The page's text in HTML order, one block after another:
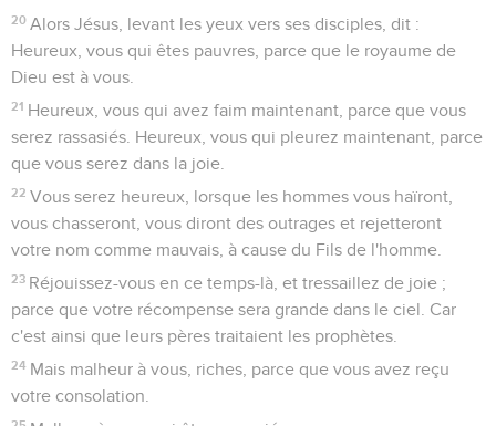
20 Alors Jésus, levant les yeux vers ses disciples, dit :
Heureux, vous qui êtes pauvres, parce que le royaume de
Dieu est à vous.
21 Heureux, vous qui avez faim maintenant, parce que vous
serez rassasiés. Heureux, vous qui pleurez maintenant, parce
que vous serez dans la joie.
22 Vous serez heureux, lorsque les hommes vous haïront,
vous chasseront, vous diront des outrages et rejetteront
votre nom comme mauvais, à cause du Fils de l'homme.
23 Réjouissez-vous en ce temps-là, et tressaillez de joie ;
parce que votre récompense sera grande dans le ciel. Car
c'est ainsi que leurs pères traitaient les prophètes.
24 Mais malheur à vous, riches, parce que vous avez reçu
votre consolation.